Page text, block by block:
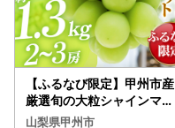
【ふるなび限定】甲州市産
厳選旬の大粒シャインマス
カット 約1.3kg 2～3房【2
山梨県甲州市